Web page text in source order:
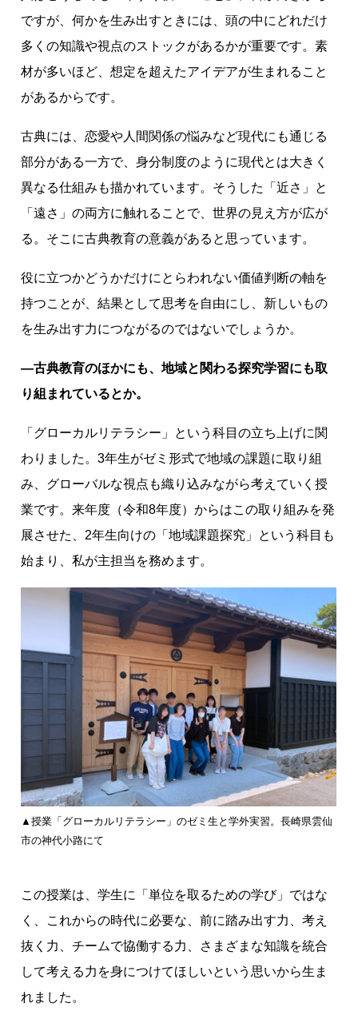
ですが、何かを生み出すときには、頭の中にどれだけ
多くの知識や視点のストックがあるかが重要です。素
材が多いほど、想定を超えたアイデアが生まれること
があるからです。
古典には、恋愛や人間関係の悩みなど現代にも通じる
部分がある一方で、身分制度のように現代とは大きく
異なる仕組みも描かれています。そうした「近さ」と
「遠さ」の両方に触れることで、世界の見え方が広が
る。そこに古典教育の意義があると思っています。
役に立つかどうかだけにとらわれない価値判断の軸を
持つことが、結果として思考を自由にし、新しいもの
を生み出す力につながるのではないでしょうか。
―古典教育のほかにも、地域と関わる探究学習にも取
り組まれているとか。
「グローカルリテラシー」という科目の立ち上げに関
わりました。3年生がゼミ形式で地域の課題に取り組
み、グローバルな視点も織り込みながら考えていく授
業です。来年度（令和8年度）からはこの取り組みを発
展させた、2年生向けの「地域課題探究」という科目も
始まり、私が主担当を務めます。
▲授業「グローカルリテラシー」のゼミ生と学外実習。長崎県雲仙
市の神代小路にて
この授業は、学生に「単位を取るための学び」ではな
く、これからの時代に必要な、前に踏み出す力、考え
抜く力、チームで協働する力、さまざまな知識を統合
して考える力を身につけてほしいという思いから生ま
れました。